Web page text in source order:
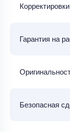
Корректировки
Гарантия на
Безопасная